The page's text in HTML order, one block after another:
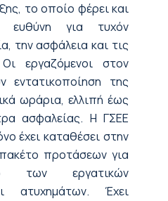
το οποίο φέρει και
ευθύνη για τυχόν
την ασφάλεια και τις
εργαζόμενοι στον
εντατικοποίηση της
ωράρια, ελλιπή έως
ασφαλείας. Η ΓΣΕΕ
έχει καταθέσει στην
προτάσεων για
των εργατικών
ατυχημάτων. Έχει